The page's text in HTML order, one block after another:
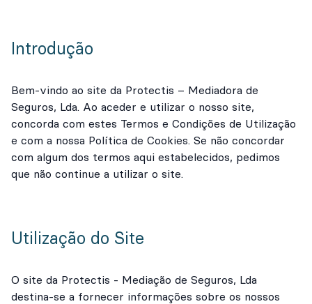
Introdução
Bem-vindo ao site da Protectis – Mediadora de
Seguros, Lda. Ao aceder e utilizar o nosso site,
concorda com estes Termos e Condições de Utilização
e com a nossa Política de Cookies. Se não concordar
com algum dos termos aqui estabelecidos, pedimos
que não continue a utilizar o site.
Utilização do Site
O site da Protectis - Mediação de Seguros, Lda
destina-se a fornecer informações sobre os nossos